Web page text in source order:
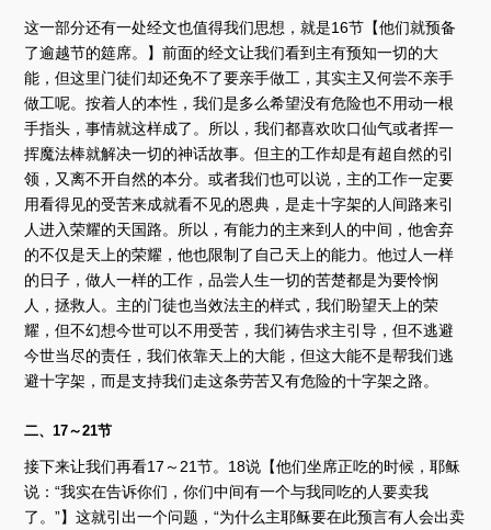
这一部分还有一处经文也值得我们思想，就是16节【他们就预备
了逾越节的筵席。】前面的经文让我们看到主有预知一切的大
能，但这里门徒们却还免不了要亲手做工，其实主又何尝不亲手
做工呢。按着人的本性，我们是多么希望没有危险也不用动一根
手指头，事情就这样成了。所以，我们都喜欢吹口仙气或者挥一
挥魔法棒就解决一切的神话故事。但主的工作却是有超自然的引
领，又离不开自然的本分。或者我们也可以说，主的工作一定要
用看得见的受苦来成就看不见的恩典，是走十字架的人间路来引
人进入荣耀的天国路。所以，有能力的主来到人的中间，他舍弃
的不仅是天上的荣耀，他也限制了自己天上的能力。他过人一样
的日子，做人一样的工作，品尝人生一切的苦楚都是为要怜悯
人，拯救人。主的门徒也当效法主的样式，我们盼望天上的荣
耀，但不幻想今世可以不用受苦，我们祷告求主引导，但不逃避
今世当尽的责任，我们依靠天上的大能，但这大能不是帮我们逃
避十字架，而是支持我们走这条劳苦又有危险的十字架之路。
二、17～21节
接下来让我们再看17～21节。18说【他们坐席正吃的时候，耶稣
说：“我实在告诉你们，你们中间有一个与我同吃的人要卖我
了。”】这就引出一个问题，“为什么主耶稣要在此预言有人会出卖